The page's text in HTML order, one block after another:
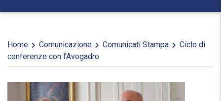
Home Comunicazione Comunicati Stampa
Ciclo di
conferenze con l’Avogadro